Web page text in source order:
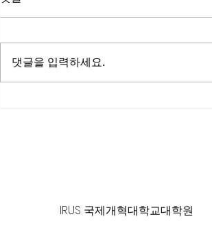
“한계를 넘어서는 인생을 살라” (삼
댓글을 입력하세요.
IRUS 국제개혁대학교대학원